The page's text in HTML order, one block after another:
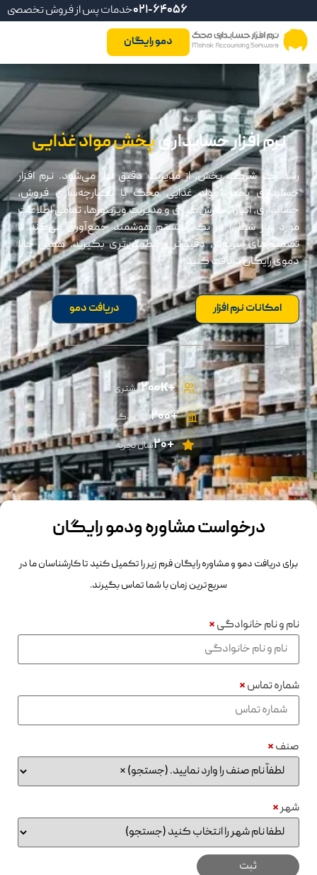
خدمات پس از فروش تخصصی021-64056
دمو رایگان
نرم افزار حسابداریپخش مواد غذایی
رشد یک شرکت پخش، از مدیریت دقیق آغاز می‌شود. نرم افزار
حسابداری پخش مواد غذایی محک با یکپارچه‌سازی فروش،
حسابداری، انبار، سفارش‌گیری و مدیریت ویزیتورها، تمامی اطلاعات
مورد نیاز شما را در یک سیستم هوشمند جمع‌آوری می‌کند تا
تصمیم‌های سریع‌تر، دقیق‌تر و مطمئن‌تری بگیرید. همین حالا
دموی رایگان دریافت کنید.
امکانات نرم افزار دریافت دمو
+۲۰۰K مشتری
+2۰۰ نمایندگی
+۲۰ سال تجربه
درخواست مشاوره ودمو رایگان
برای دریافت دمو و مشاوره رایگان فرم زیر را تکمیل کنید تا کارشناسان ما در
سریع‌ترین زمان با شما تماس بگیرند.
نام و نام خانوادگی*
شماره تماس*
صنف*
شهر*